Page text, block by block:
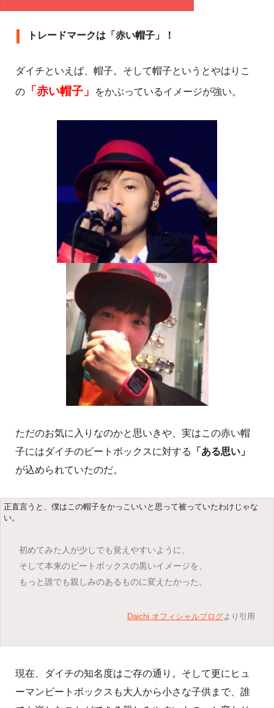
トレードマークは「赤い帽子」！
ダイチといえば、帽子。そして帽子というとやはりこ
の
「赤い帽子」 をかぶっているイメージが強い。
ただのお気に入りなのかと思いきや、実はこの赤い帽
子にはダイチのビートボックスに対する
「ある思い」
が込められていたのだ。
正直言うと、僕はこの帽子をかっこいいと思って被っていたわけじゃな
い。
初めてみた人が少しでも覚えやすいように、
そして本来のビートボックスの黒いイメージを、
もっと誰でも親しみのあるものに変えたかった。
Daichi オフィシャルブログより引用
現在、ダイチの知名度はご存の通り。そして更にヒュ
ーマンビートボックスも大人から小さな子供まで、誰